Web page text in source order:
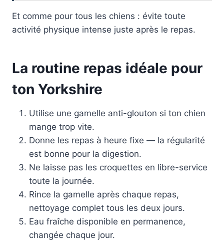
Et comme pour tous les chiens : évite toute
activité physique intense juste après le repas.
La routine repas idéale pour
ton Yorkshire
Utilise une gamelle anti-glouton si ton chien
mange trop vite.
Donne les repas à heure fixe — la régularité
est bonne pour la digestion.
Ne laisse pas les croquettes en libre-service
toute la journée.
Rince la gamelle après chaque repas,
nettoyage complet tous les deux jours.
Eau fraîche disponible en permanence,
changée chaque jour.